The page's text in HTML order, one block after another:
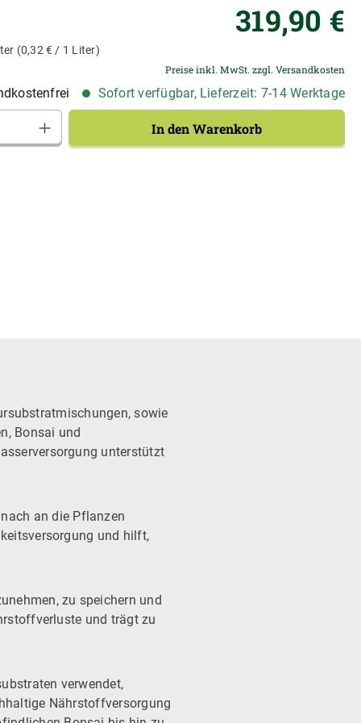
319,90 €
(0,32 € / 1 Liter)
Preise inkl. MwSt. zzgl. Versandkosten
Sofort verfügbar, Lieferzeit: 7-14 Werktage
Anzahl: Gib den gewünschten Wert ein
In den Warenkorb
sowie
Bonsai und
unterstützt
an die Pflanzen
und hilft,
zu speichern und
und trägt zu
verwendet,
Nährstoffversorgung